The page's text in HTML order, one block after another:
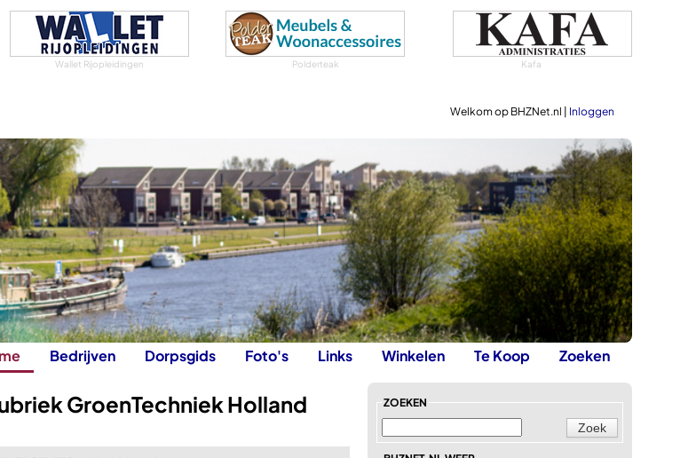
Wallet Rijopleidingen Polderteak Kafa
Welkom op BHZNet.nl | Inloggen
Bedrijven Dorpsgids Foto's Links Winkelen Te Koop Zoeken
GroenTechniek Holland ZOEKEN